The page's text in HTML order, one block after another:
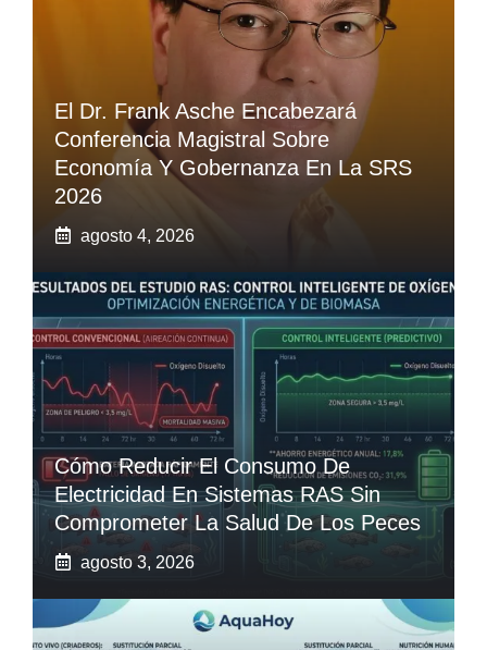
El Dr. Frank Asche Encabezará
Conferencia Magistral Sobre
Economía Y Gobernanza En La SRS
2026
agosto 4, 2026
Cómo Reducir El Consumo De
Electricidad En Sistemas RAS Sin
Comprometer La Salud De Los Peces
agosto 3, 2026